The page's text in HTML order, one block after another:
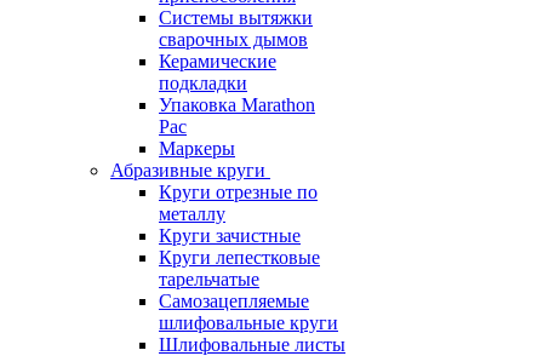
Системы вытяжки
сварочных дымов
Керамические
подкладки
Упаковка Marathon
Pac
Маркеры
Абразивные круги
Круги отрезные по
металлу
Круги зачистные
Круги лепестковые
тарельчатые
Самозацепляемые
шлифовальные круги
Шлифовальные листы